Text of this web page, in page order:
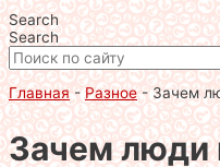
Search
Search
Главная-Разное-Зачем
Зачем люди